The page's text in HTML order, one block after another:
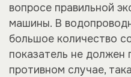
вопросе правильной
машины. В
большое количество
показатель не
противном случае,